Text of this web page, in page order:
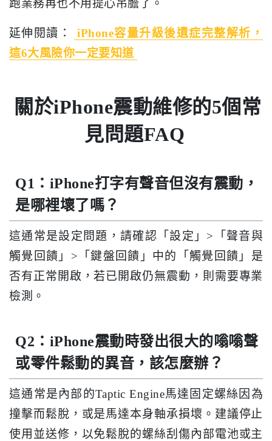
跑業務再也不用提心吊膽了。
延伸閱讀：
iPhone容量升級後遺症完整解析，
這6大風險你一定要知道
關於iPhone震動維修的5個常
見問題FAQ
Q1：iPhone打字有聲音但沒有震動，
是哪裡壞了嗎？
這通常是設定問題，請確認「設定」>「聲音與
觸覺回饋」>「鍵盤回饋」中的「觸覺回饋」是
否有正常開啟，若已開啟仍無震動，則需要專業
檢測。
Q2：iPhone震動時發出很大的嗡嗡聲
或零件鬆動的異音，該怎麼辦？
這通常是內部的Taptic Engine馬達固定螺絲因為
撞擊而鬆脫，或是馬達本身軸承損壞。建議停止
使用並送修，以免鬆脫的螺絲刮傷內部電池或主